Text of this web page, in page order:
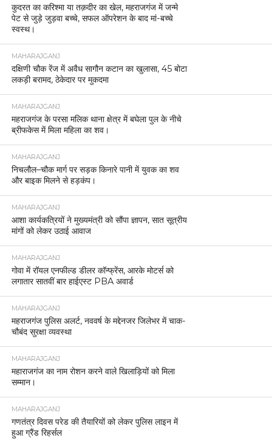
कुदरत का करिश्मा या तक़दीर का खेल, महराजगंज में जन्मे
पेट से जुड़े जुड़वा बच्चे, सफल ऑपरेशन के बाद मां-बच्चे
स्वस्थ।
MAHARAJGANJ
दक्षिणी चौक रेंज में अवैध सागौन कटान का खुलासा, 45 बोटा
लकड़ी बरामद, ठेकेदार पर मुकदमा
MAHARAJGANJ
महराजगंज के परसा मलिक थाना क्षेत्र में बघेला पुल के नीचे
ब्रीफकेस में मिला महिला का शव।
MAHARAJGANJ
निचलौल–चौक मार्ग पर सड़क किनारे पानी में युवक का शव
और बाइक मिलने से हड़कंप।
MAHARAJGANJ
आशा कार्यकत्रियों ने मुख्यमंत्री को सौंपा ज्ञापन, सात सूत्रीय
मांगों को लेकर उठाई आवाज
MAHARAJGANJ
गोवा में रॉयल एनफील्ड डीलर कॉन्फ्रेंस, आरके मोटर्स को
लगातार सातवीं बार हाईएस्ट PBA अवार्ड
MAHARAJGANJ
महराजगंज पुलिस अलर्ट, नववर्ष के मद्देनजर जिलेभर में चाक-
चौबंद सुरक्षा व्यवस्था
MAHARAJGANJ
महाराजगंज का नाम रोशन करने वाले खिलाड़ियों को मिला
सम्मान।
MAHARAJGANJ
गणतंत्र दिवस परेड की तैयारियों को लेकर पुलिस लाइन में
हुआ ग्रैंड रिहर्सल